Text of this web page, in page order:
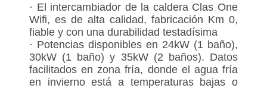
· El intercambiador de la caldera Clas One
Wifi, es de alta calidad, fabricación Km 0,
fiable y con una durabilidad testadísima
· Potencias disponibles en 24kW (1 baño),
30kW (1 baño) y 35kW (2 baños). Datos
facilitados en zona fría, donde el agua fría
en invierno está a temperaturas bajas o